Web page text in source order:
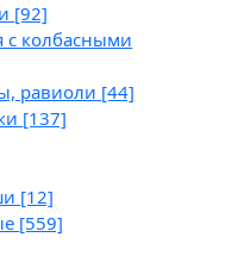
[92]
колбасными
равиоли [44]
[137]
[12]
[559]